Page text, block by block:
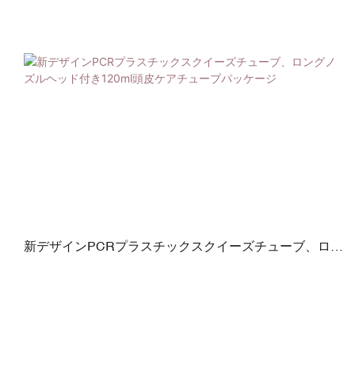
新デザインPCRプラスチックスクイーズチューブ、ロン